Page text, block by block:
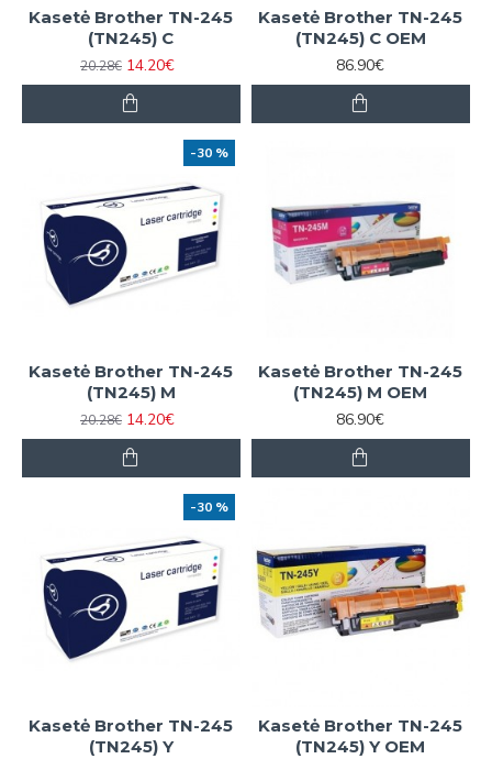
Kasetė Brother TN-245
(TN245) C
20.28€ 14.20€
Kasetė Brother TN-245
(TN245) C OEM
86.90€
-30 %
Kasetė Brother TN-245
(TN245) M
20.28€ 14.20€
Kasetė Brother TN-245
(TN245) M OEM
86.90€
-30 %
Kasetė Brother TN-245
(TN245) Y
Kasetė Brother TN-245
(TN245) Y OEM